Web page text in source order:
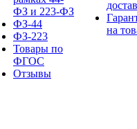
ФЗ и 223-ФЗ
ФЗ-44
ФЗ-223
Товары по
ФГОС
Отзывы
на